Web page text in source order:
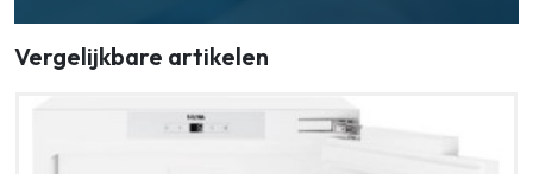
Vergelijkbare artikelen